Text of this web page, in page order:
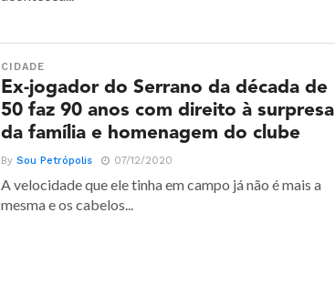
CIDADE
Ex-jogador do Serrano da década de
50 faz 90 anos com direito à surpresa
da família e homenagem do clube
BySou Petrópolis 07/12/2020
A velocidade que ele tinha em campo já não é mais a
mesma e os cabelos...